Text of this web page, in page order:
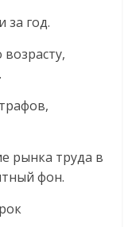
за год.
рынка труда в
фон.